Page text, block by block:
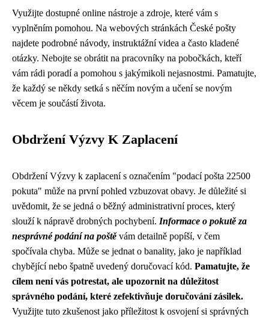
Využijte dostupné online nástroje a zdroje, které vám s
vyplněním pomohou. Na webových stránkách České pošty
najdete podrobné návody, instruktážní videa a často kladené
otázky. Nebojte se obrátit na pracovníky na pobočkách, kteří
vám rádi poradí a pomohou s jakýmikoli nejasnostmi. Pamatujte,
že každý se někdy setká s něčím novým a učení se novým
věcem je součástí života.
Obdržení Výzvy K Zaplacení
Obdržení Výzvy k zaplacení s označením "podací pošta 22500
pokuta" může na první pohled vzbuzovat obavy. Je důležité si
uvědomit, že se jedná o běžný administrativní proces, který
slouží k nápravě drobných pochybení. Informace o pokutě za
nesprávné podání na poštěvám detailně popíší, v čem
spočívala chyba. Může se jednat o banality, jako je například
chybějící nebo špatně uvedený doručovací kód. Pamatujte, že
cílem není vás potrestat, ale upozornit na důležitost
správného podání, které zefektivňuje doručování zásilek.
Využijte tuto zkušenost jako příležitost k osvojení si správných